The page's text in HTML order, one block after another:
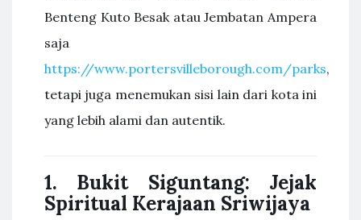
Benteng Kuto Besak atau Jembatan Ampera
saja
https://www.portersvilleborough.com/parks,
tetapi juga menemukan sisi lain dari kota ini
yang lebih alami dan autentik.
1. Bukit Siguntang: Jejak
Spiritual Kerajaan Sriwijaya